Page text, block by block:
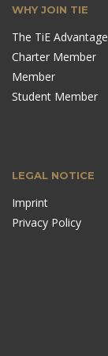
WHY JOIN TIE
The TiE Advantage
Charter Member
Member
Student Member
LEGAL NOTICE
Imprint
Privacy Policy